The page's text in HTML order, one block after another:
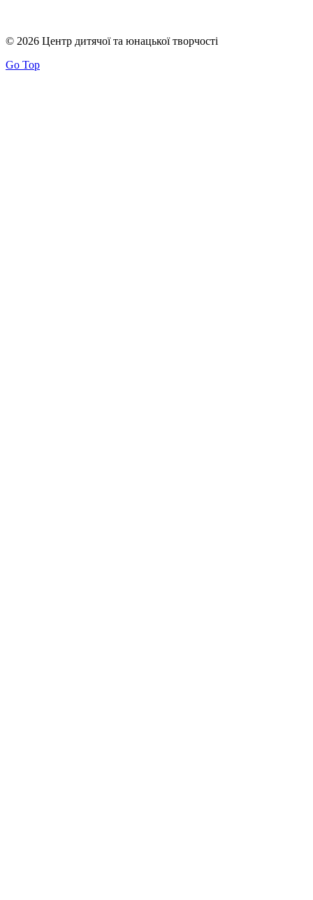
© 2026 Центр дитячої та юнацької творчості
Go Top